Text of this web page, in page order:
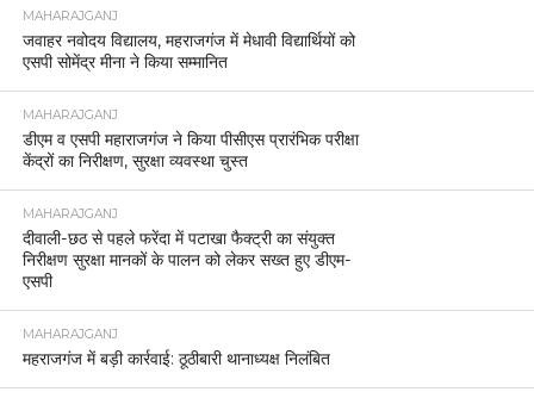
MAHARAJGANJ
जवाहर नवोदय विद्यालय, महराजगंज में मेधावी विद्यार्थियों को
एसपी सोमेंद्र मीना ने किया सम्मानित
MAHARAJGANJ
डीएम व एसपी महाराजगंज ने किया पीसीएस प्रारंभिक परीक्षा
केंद्रों का निरीक्षण, सुरक्षा व्यवस्था चुस्त
MAHARAJGANJ
दीवाली-छठ से पहले फरेंदा में पटाखा फैक्ट्री का संयुक्त
निरीक्षण सुरक्षा मानकों के पालन को लेकर सख्त हुए डीएम-
एसपी
MAHARAJGANJ
महराजगंज में बड़ी कार्रवाई: ठूठीबारी थानाध्यक्ष निलंबित